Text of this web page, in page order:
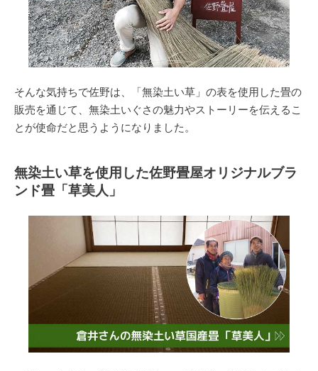
そんな気持ちで佐野は、「無染土い草」の表を使用した畳の
販売を通じて、無染土いぐさの魅力やストーリーを伝えるこ
とが使命だと思うようになりました。
無染土い草を使用した佐野畳屋オリジナルブラ
ンド畳「草美人」